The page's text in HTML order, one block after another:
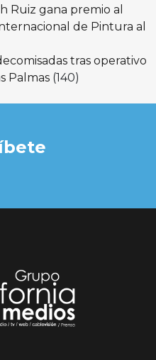
Ruiz gana premio al
de Pintura al
tras operativo
Palmas (140)